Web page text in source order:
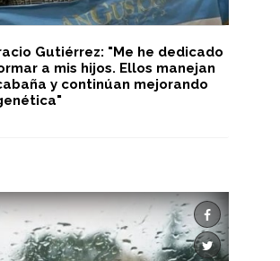
Gutiérrez: "Me he dedicado
a mis hijos. Ellos manejan
y continúan mejorando